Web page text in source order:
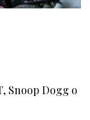
Snoop Dogg o